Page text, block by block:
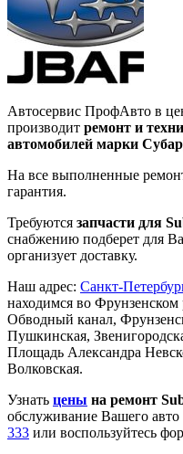
Автосервис ПрофАвто в
производит ремонт и
автомобилей марки
На все выполненные
гарантия.
Требуются запчасти для
снабжению подберет для
организует доставку.
Наш адрес: Санкт-
находимся во
Обводный канал,
Пушкинская,
Площадь Александра
Волковская.
Узнать цены на ремонт
обслуживание Вашего
333 или воспользуйтесь